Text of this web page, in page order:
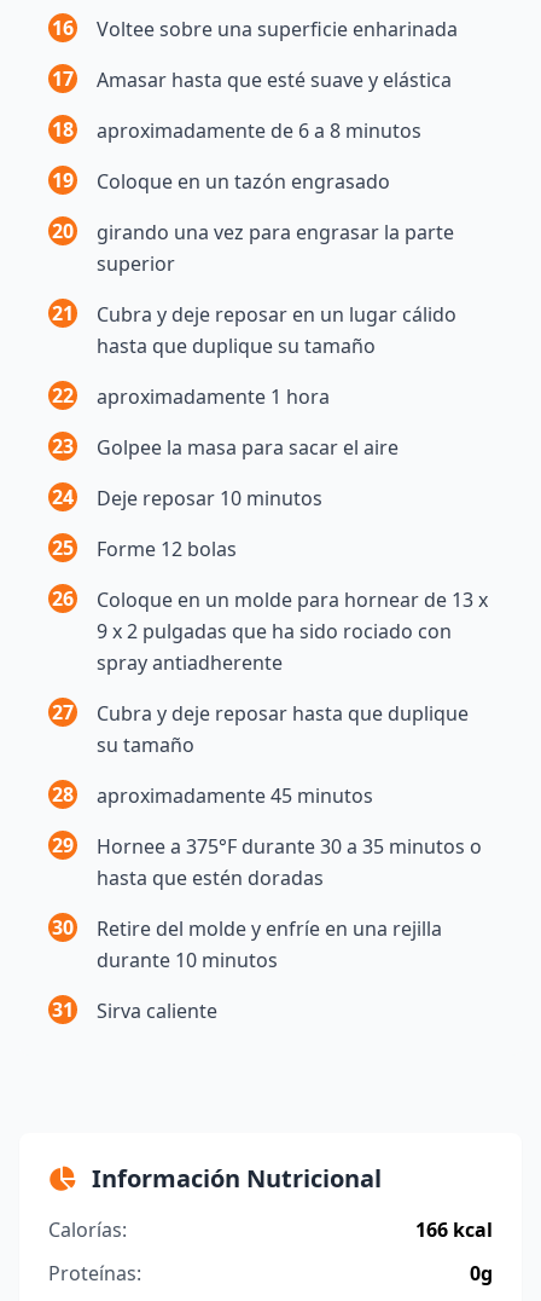
16
Voltee sobre una superficie enharinada
17
Amasar hasta que esté suave y elástica
18
aproximadamente de 6 a 8 minutos
19
Coloque en un tazón engrasado
20
girando una vez para engrasar la parte
superior
21
Cubra y deje reposar en un lugar cálido
hasta que duplique su tamaño
22
aproximadamente 1 hora
23
Golpee la masa para sacar el aire
24
Deje reposar 10 minutos
25
Forme 12 bolas
26
Coloque en un molde para hornear de 13 x
9 x 2 pulgadas que ha sido rociado con
spray antiadherente
27
Cubra y deje reposar hasta que duplique
su tamaño
28
aproximadamente 45 minutos
29
Hornee a 375°F durante 30 a 35 minutos o
hasta que estén doradas
30
Retire del molde y enfríe en una rejilla
durante 10 minutos
31
Sirva caliente
Información Nutricional
Calorías:
166 kcal
Proteínas:
0g